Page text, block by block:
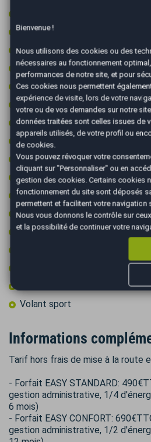
Palettes au volant
Prise 12v
Prise audio USB
Radar arrière de détection
Radar avant de détection
Régulateur de vitesse
Retroviseur intérieur
Rétroviseurs dégivrants
Rétroviseurs électriques
Rétroviseurs rabattables
Sièges sport
Toit ouvrant
Volant sport
Informations
Tarif hors frais de mise à la route
- Forfait EASY STANDARD:
gestion administrative, 1/4
6 mois)
- Forfait EASY CONFORT:
gestion administrative, 1/2
Bienvenue !
Nous utilisons des cookies ou des
nécessaires au fonctionnement
performances de notre site, et pour
Ces cookies nous permettent
expérience de visite, lors de votre
votre ou de vos demandes sur notre
données traitées sont celles issues de
appareils utilisés, de votre profil ou
de cookies.
Vous pouvez révoquer votre
cliquant sur "Personnaliser" ou en
gestion des cookies. Certains cookies
fonctionnement du site sont déposés
permettent et facilitent votre navigation
Nous vous donnons le contrôle sur
et la possibilité de continuer votre